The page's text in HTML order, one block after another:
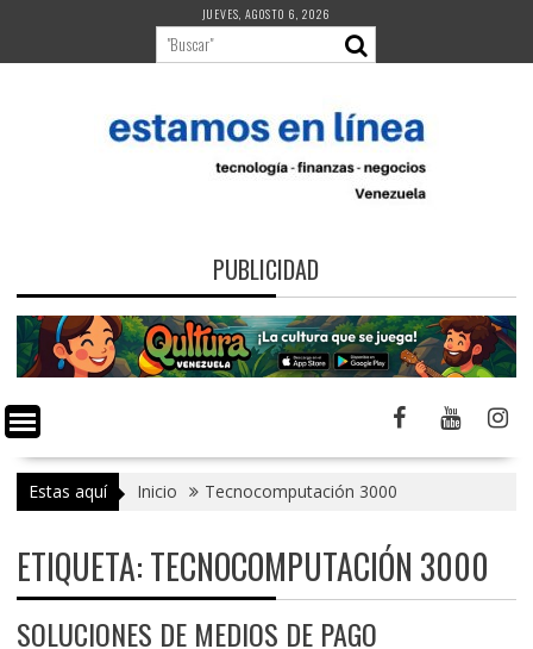
contenido
JUEVES, AGOSTO 6, 2026
PUBLICIDAD
Estas aquí Inicio Tecnocomputación 3000
ETIQUETA:TECNOCOMPUTACIÓN 3000
SOLUCIONES DE MEDIOS DE PAGO